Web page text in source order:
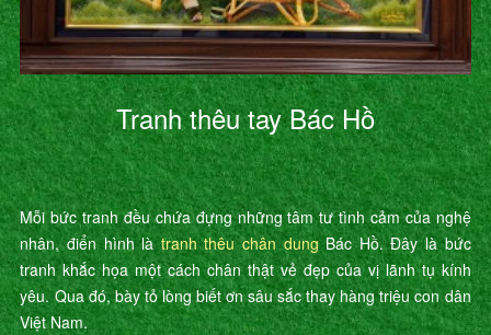
Tranh thêu tay Bác Hồ
Mỗi bức tranh đều chứa đựng những tâm tư tình cảm của nghệ
nhân, điển hình làtranh thêu chân dungBác Hồ. Đây là bức
tranh khắc họa một cách chân thật vẻ đẹp của vị lãnh tụ kính
yêu. Qua đó, bày tỏ lòng biết ơn sâu sắc thay hàng triệu con dân
Việt Nam.